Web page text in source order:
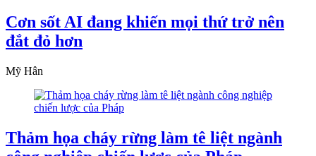
Cơn sốt AI đang khiến mọi thứ trở nên
đắt đỏ hơn
Mỹ Hân
Thảm họa cháy rừng làm tê liệt ngành